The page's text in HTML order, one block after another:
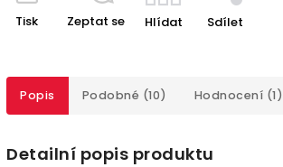
Tisk Zeptat se Hlídat Sdílet
Popis Podobné (10) Hodnocení (1)
Detailní popis produktu